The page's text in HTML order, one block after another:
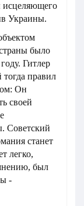
исцеляющего
Украины.
было
Гитлер
правил
Он
своей
Советский
станет
легко,
был
-